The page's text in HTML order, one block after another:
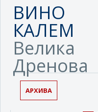
ВИНО
КАЛЕМ
Велика
Дренова
АРХИВА